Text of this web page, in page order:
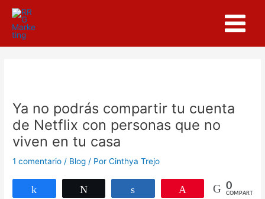
contenido
Menu
Ya no podrás compartir tu cuenta
de Netflix con personas que no
viven en tu casa
1 comentario / Blog / PorCinthya Trejo
Compartir Compartir 0
COMPARTIR
entradas